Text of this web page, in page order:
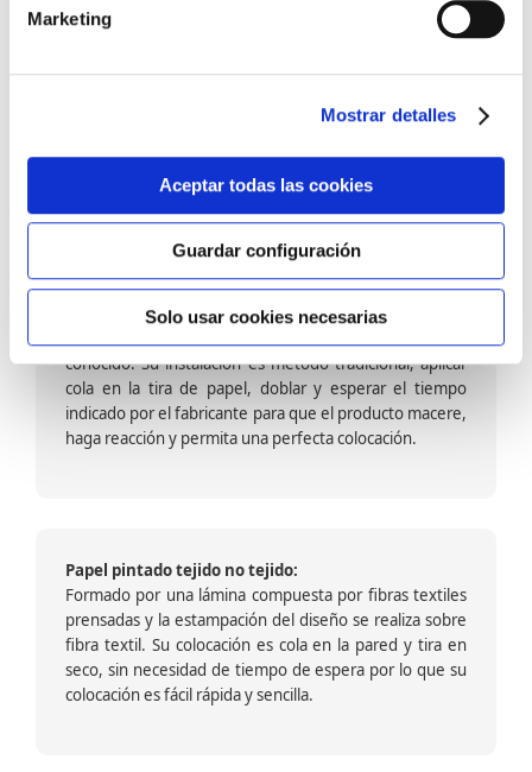
Marketing
Mostrar detalles
Aceptar todas las cookies
Guardar configuración
Solo usar cookies necesarias
barniz multiadherente en base agua. En zonas de
fuegos, se recomienda proteger con placas, silestone,
dado que el frotar en exceso dañaría el papel. Su
colocación es cola en la pared y tira en seco, sin
colocación es fácil rápida y sencilla.
Papel pintado calidad papel:
Formado por una capa de papel sobre un soporte de
conocido. Su instalación es método tradicional, aplicar
cola en la tira de papel, doblar y esperar el tiempo
indicado por el fabricante para que el producto macere,
haga reacción y permita una perfecta colocación.
Papel pintado tejido no tejido:
Formado por una lámina compuesta por fibras textiles
prensadas y la estampación del diseño se realiza sobre
fibra textil. Su colocación es cola en la pared y tira en
seco, sin necesidad de tiempo de espera por lo que su
colocación es fácil rápida y sencilla.